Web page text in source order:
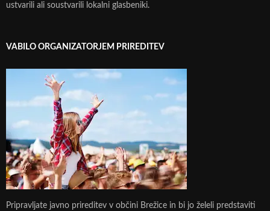
ustvarili ali soustvarili lokalni glasbeniki.
VABILO ORGANIZATORJEM PRIREDITEV
Pripravljate javno prireditev v občini Brežice in bi jo želeli predstaviti